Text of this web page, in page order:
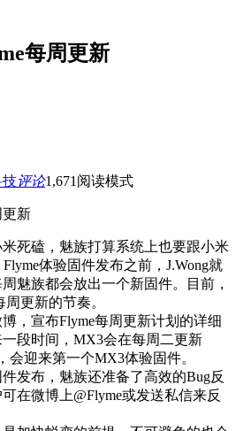
每周更新
技评论1,671 阅读模式
死磕，魅族打算系统上也要跟小米
体验固件发布之前，J.Wong就
魅族都会放出一个新固件。目前，
更新的节奏。
，宣布Flyme每周更新计划的详细
段时间，MX3会在每周二更新
会迎来第一个MX3体验固件。
发布，魅族还准备了高效的Bug反
在微博上@Flyme或发送私信来反